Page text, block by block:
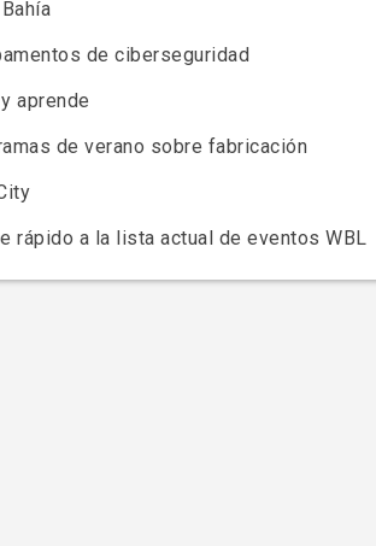
de ciberseguridad
aprende
de verano sobre fabricación
rápido a la lista actual de eventos WBL